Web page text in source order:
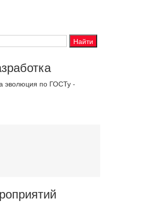
эволюция по ГОСТу -